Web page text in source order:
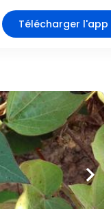
Télécharger l'app